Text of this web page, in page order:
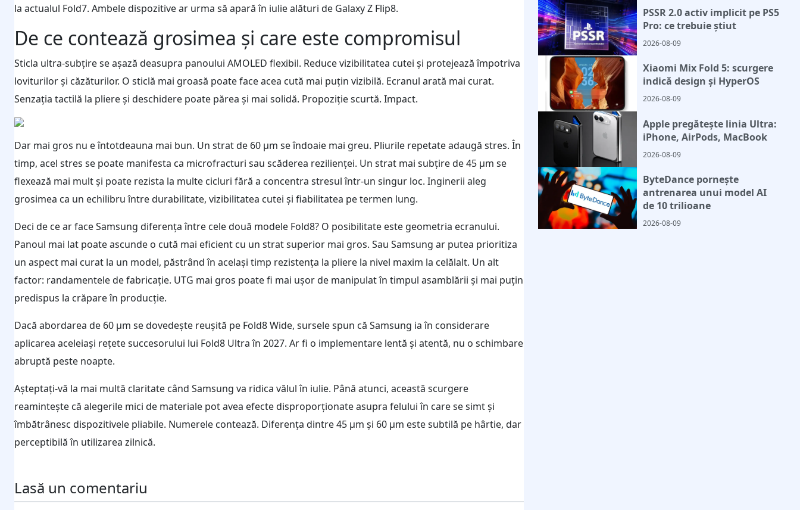
la actualul Fold7. Ambele dispozitive ar urma să apară în iulie alături de Galaxy Z Flip8.
De ce contează grosimea și care este compromisul
Sticla ultra-subțire se așază deasupra panoului AMOLED flexibil. Reduce vizibilitatea cutei și protejează împotriva
loviturilor și căzăturilor. O sticlă mai groasă poate face acea cută mai puțin vizibilă. Ecranul arată mai curat.
Senzația tactilă la pliere și deschidere poate părea și mai solidă. Propoziție scurtă. Impact.
Dar mai gros nu e întotdeauna mai bun. Un strat de 60 µm se îndoaie mai greu. Pliurile repetate adaugă stres. În
timp, acel stres se poate manifesta ca microfracturi sau scăderea rezilienței. Un strat mai subțire de 45 µm se
flexează mai mult și poate rezista la multe cicluri fără a concentra stresul într-un singur loc. Inginerii aleg
grosimea ca un echilibru între durabilitate, vizibilitatea cutei și fiabilitatea pe termen lung.
Deci de ce ar face Samsung diferența între cele două modele Fold8? O posibilitate este geometria ecranului.
Panoul mai lat poate ascunde o cută mai eficient cu un strat superior mai gros. Sau Samsung ar putea prioritiza
un aspect mai curat la un model, păstrând în același timp rezistența la pliere la nivel maxim la celălalt. Un alt
factor: randamentele de fabricație. UTG mai gros poate fi mai ușor de manipulat în timpul asamblării și mai puțin
predispus la crăpare în producție.
Dacă abordarea de 60 µm se dovedește reușită pe Fold8 Wide, sursele spun că Samsung ia în considerare
aplicarea aceleiași rețete succesorului lui Fold8 Ultra în 2027. Ar fi o implementare lentă și atentă, nu o schimbare
abruptă peste noapte.
Așteptați-vă la mai multă claritate când Samsung va ridica vălul în iulie. Până atunci, această scurgere
reamintește că alegerile mici de materiale pot avea efecte disproporționate asupra felului în care se simt și
îmbătrânesc dispozitivele pliabile. Numerele contează. Diferența dintre 45 µm și 60 µm este subtilă pe hârtie, dar
perceptibilă în utilizarea zilnică.
Lasă un comentariu
PSSR 2.0 activ implicit pe PS5
Pro: ce trebuie știut
2026-08-09
Xiaomi Mix Fold 5: scurgere
indică design și HyperOS
2026-08-09
Apple pregătește linia Ultra:
iPhone, AirPods, MacBook
2026-08-09
ByteDance pornește
antrenarea unui model AI
de 10 trilioane
2026-08-09